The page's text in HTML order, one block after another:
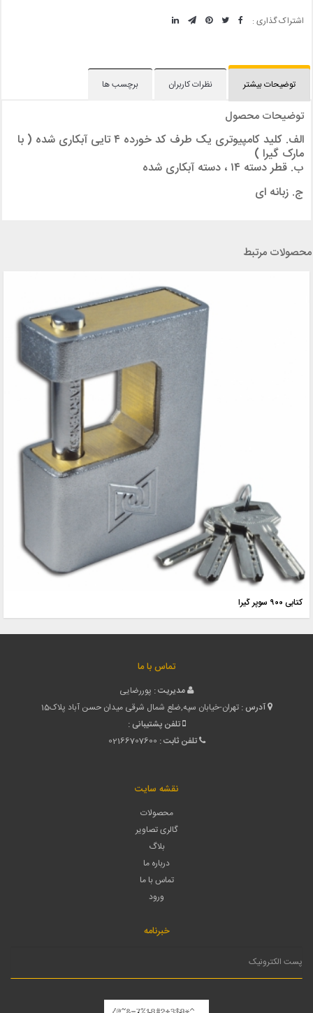
اشتراک گذاری :
توضیحات بیشتر نظرات کاربران برچسب ها
توضیحات محصول
الف. کلید کامپیوتری یک طرف کد خورده ۴ تایی آبکاری شده ( با
مارک گیرا )
ب. قطر دسته ۱۴ ، دسته آبکاری شده
ج. زبانه ای
محصولات مرتبط
کتابی ۹۰۰ سوپر گیرا
تماس با ما
مدیریت : پوررضایی
آدرس : تهران-خیابان سپه,ضلع شمال شرقی میدان حسن آباد پلاک15
تلفن پشتیبانی :
تلفن ثابت : 02166707600
نقشه سایت
محصولات
گالری تصاویر
بلاگ
درباره ما
تماس با ما
ورود
خبرنامه